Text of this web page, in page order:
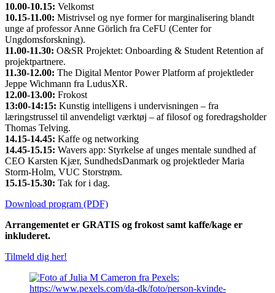
10.00-10.15: Velkomst
10.15-11.00: Mistrivsel og nye former for marginalisering blandt
unge af professor Anne Görlich fra CeFU (Center for
Ungdomsforskning).
11.00-11.30: O&SR Projektet: Onboarding & Student Retention af
projektpartnere.
11.30-12.00: The Digital Mentor Power Platform af projektleder
Jeppe Wichmann fra LudusXR.
12.00-13.00: Frokost
13:00-14:15: Kunstig intelligens i undervisningen – fra
læringstrussel til anvendeligt værktøj – af filosof og foredragsholder
Thomas Telving.
14.15-14.45: Kaffe og networking
14.45-15.15: Wavers app: Styrkelse af unges mentale sundhed af
CEO Karsten Kjær, SundhedsDanmark og projektleder Maria
Storm-Holm, VUC Storstrøm.
15.15-15.30: Tak for i dag.
Download program (PDF)
Arrangementet er GRATIS og frokost samt kaffe/kage er
inkluderet.
Tilmeld dig her!